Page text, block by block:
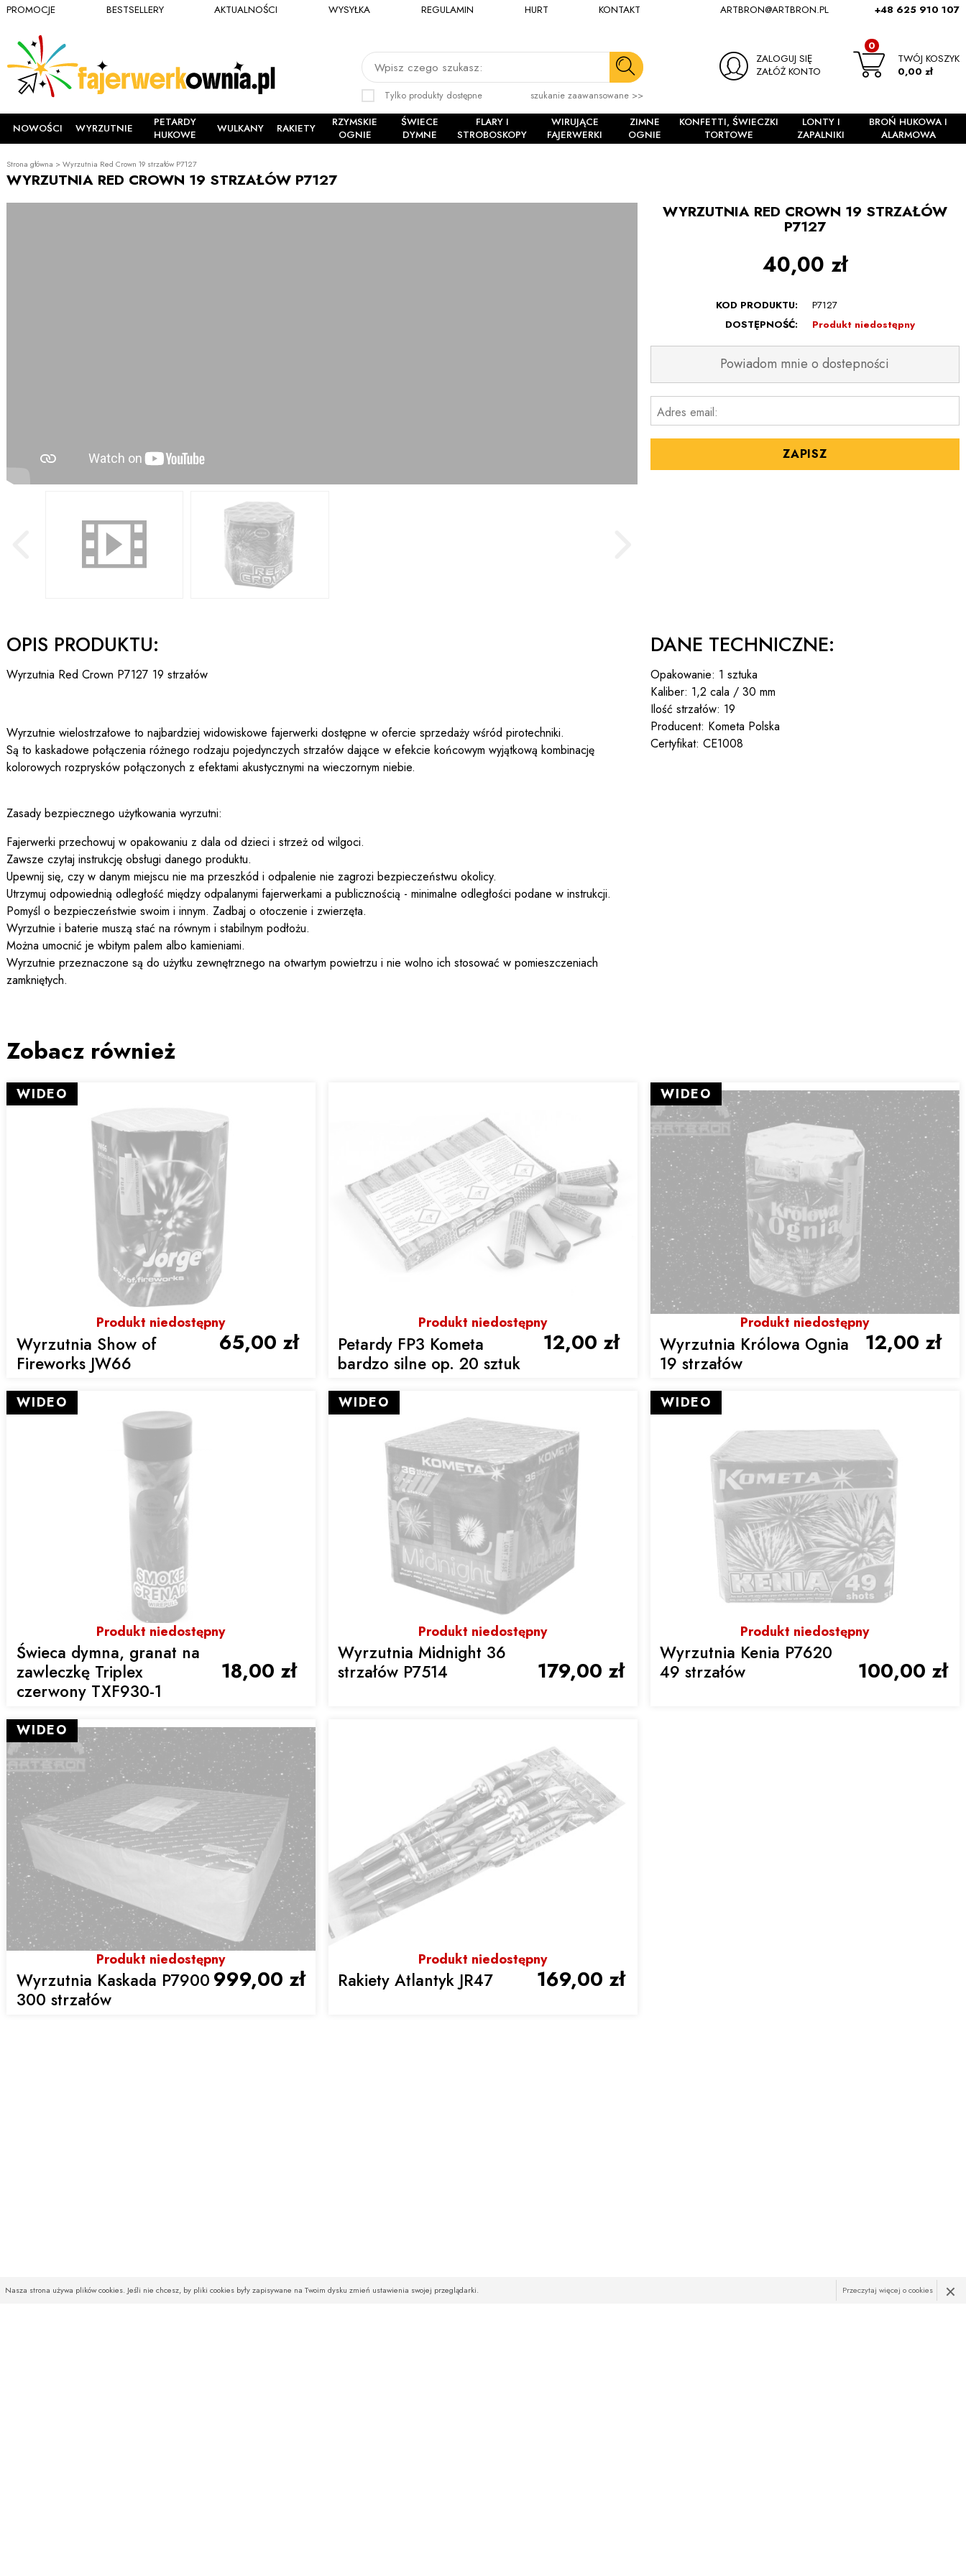
ARTBRON@ARTBRON.PL +48 625 910 107
Wpisz czego szukasz:
Tylko produkty dostępne szukanie zaawansowane >>
ZALOGUJ SIĘ
ZAŁÓŻ KONTO
TWÓJ KOSZYK
0
0,00 zł
PROMOCJE BESTSELLERY AKTUALNOŚCI WYSYŁKA REGULAMIN HURT KONTAKT
NOWOŚCI WYRZUTNIE
PETARDY
HUKOWE
WULKANY RAKIETY
RZYMSKIE
OGNIE
ŚWIECE
DYMNE
FLARY I
STROBOSKOPY
WIRUJĄCE
FAJERWERKI
ZIMNE
OGNIE
KONFETTI, ŚWIECZKI
TORTOWE
LONTY I
ZAPALNIKI
BROŃ HUKOWA I
ALARMOWA
Strona główna >Wyrzutnia Red Crown 19 strzałów P7127
WYRZUTNIA RED CROWN 19 STRZAŁÓW P7127
WYRZUTNIA RED CROWN 19 STRZAŁÓW
P7127
40,00 zł
KOD PRODUKTU:
P7127
DOSTĘPNOŚĆ:
Produkt niedostępny
Powiadom mnie o dostepności
Adres email:
ZAPISZ
OPIS PRODUKTU:
Wyrzutnia Red Crown P7127 19 strzałów
Wyrzutnie wielostrzałowe to najbardziej widowiskowe fajerwerki dostępne w ofercie sprzedaży wśród pirotechniki.
Są to kaskadowe połączenia różnego rodzaju pojedynczych strzałów dające w efekcie końcowym wyjątkową kombinację
kolorowych rozprysków połączonych z efektami akustycznymi na wieczornym niebie.
Zasady bezpiecznego użytkowania wyrzutni:
Fajerwerki przechowuj w opakowaniu z dala od dzieci i strzeż od wilgoci.
Zawsze czytaj instrukcję obsługi danego produktu.
Upewnij się, czy w danym miejscu nie ma przeszkód i odpalenie nie zagrozi bezpieczeństwu okolicy.
Utrzymuj odpowiednią odległość między odpalanymi fajerwerkami a publicznością - minimalne odległości podane w instrukcji.
Pomyśl o bezpieczeństwie swoim i innym. Zadbaj o otoczenie i zwierzęta.
Wyrzutnie i baterie muszą stać na równym i stabilnym podłożu.
Można umocnić je wbitym palem albo kamieniami.
Wyrzutnie przeznaczone są do użytku zewnętrznego na otwartym powietrzu i nie wolno ich stosować w pomieszczeniach
zamkniętych.
DANE TECHNICZNE:
Opakowanie: 1 sztuka
Kaliber: 1,2 cala / 30 mm
Ilość strzałów: 19
Producent: Kometa Polska
Certyfikat: CE1008
Zobacz również
Produkt niedostępny
Wyrzutnia Show of
Fireworks JW66
65,00 zł
WIDEO
Produkt niedostępny
Petardy FP3 Kometa
bardzo silne op. 20 sztuk
12,00 zł
Produkt niedostępny
Wyrzutnia Królowa Ognia
19 strzałów
12,00 zł
WIDEO
Produkt niedostępny
Świeca dymna, granat na
zawleczkę Triplex
czerwony TXF930-1
18,00 zł
WIDEO
Produkt niedostępny
Wyrzutnia Midnight 36
strzałów P7514
179,00 zł
WIDEO
Produkt niedostępny
Wyrzutnia Kenia P7620
49 strzałów
100,00 zł
WIDEO
Produkt niedostępny
Wyrzutnia Kaskada P7900
300 strzałów
999,00 zł
WIDEO
Produkt niedostępny
Rakiety Atlantyk JR47 169,00 zł
Nasza strona używa plików cookies. Jeśli nie chcesz, by pliki cookies były zapisywane na Twoim dysku zmień ustawienia swojej przeglądarki. ×
Przeczytaj więcej o cookies